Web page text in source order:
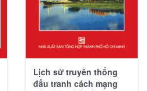
Lịch sử truyền thống
đấu tranh cách mạng